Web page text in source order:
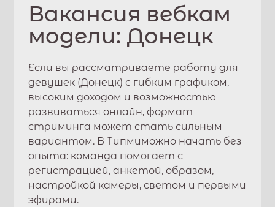
Вакансия вебкам
модели: Донецк
Если вы рассматриваете работу для
девушек (Донецк) с гибким графиком,
высоким доходом и возможностью
развиваться онлайн, формат
стриминга может стать сильным
вариантом. ВТипмиможно начать без
опыта: команда помогает с
регистрацией, анкетой, образом,
настройкой камеры, светом и первыми
эфирами.